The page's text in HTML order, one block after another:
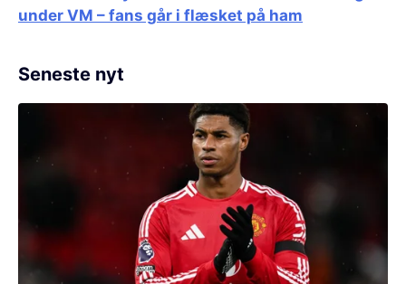
under VM – fans går i flæsket på ham
Seneste nyt